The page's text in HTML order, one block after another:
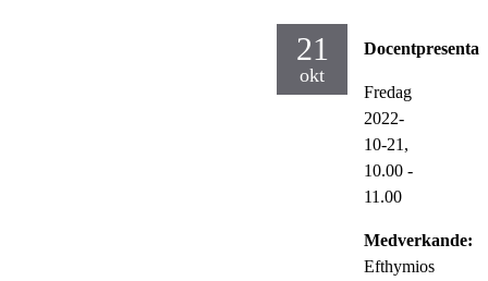
21
okt
Fredag
2022-
10-21,
10.00 -
11.00
Medverkande:
Efthymios